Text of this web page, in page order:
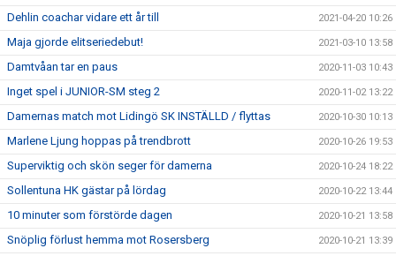
Dehlin coachar vidare ett år till 2021-04-20 10:26
Maja gjorde elitseriedebut! 2021-03-10 13:58
Damtvåan tar en paus 2020-11-03 10:43
Inget spel i JUNIOR-SM steg 2 2020-11-02 13:22
Damernas match mot Lidingö SK INSTÄLLD / flyttas 2020-10-30 10:13
Marlene Ljung hoppas på trendbrott 2020-10-26 19:53
Superviktig och skön seger för damerna 2020-10-24 18:22
Sollentuna HK gästar på lördag 2020-10-22 13:44
10 minuter som förstörde dagen 2020-10-21 13:58
Snöplig förlust hemma mot Rosersberg 2020-10-21 13:39